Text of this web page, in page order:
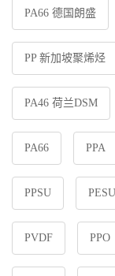
PA66 德国朗盛
PP 新加坡聚烯烃
PA46 荷兰DSM
PA66 PPA
PPSU PESU
PVDF PPO